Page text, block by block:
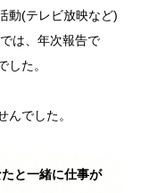
動(テレビ放映など)
は、年次報告で
した。
でした。
たと一緒に仕事が